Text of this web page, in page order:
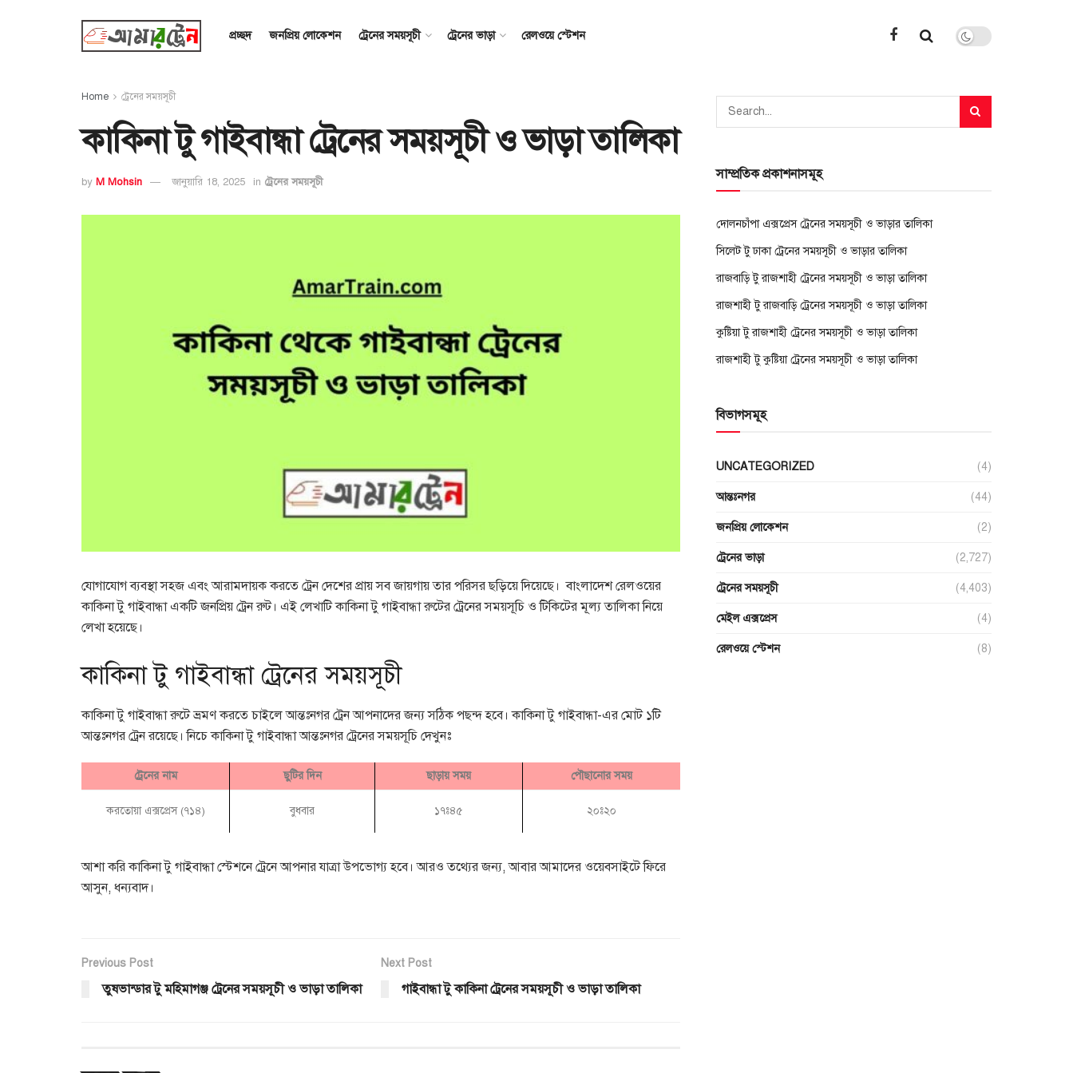
প্রচ্ছদ জনপ্রিয় লোকেশন ট্রেনের সময়সূচী ট্রেনের ভাড়া রেলওয়ে স্টেশন
Home ট্রেনের সময়সূচী
কাকিনা টু গাইবান্ধা ট্রেনের সময়সূচী ও ভাড়া তালিকা
by M Mohsin জানুয়ারি 18, 2025 in ট্রেনের সময়সূচী
যোগাযোগ ব্যবস্থা সহজ এবং আরামদায়ক করতে ট্রেন দেশের প্রায় সব জায়গায় তার পরিসর ছড়িয়ে দিয়েছে। বাংলাদেশ রেলওয়ের
কাকিনা টু গাইবান্ধা একটি জনপ্রিয় ট্রেন রুট। এই লেখাটি কাকিনা টু গাইবান্ধা রুটের ট্রেনের সময়সূচি ও টিকিটের মূল্য তালিকা নিয়ে
লেখা হয়েছে।
কাকিনা টু গাইবান্ধা ট্রেনের সময়সূচী
কাকিনা টু গাইবান্ধা রুটে ভ্রমণ করতে চাইলে আন্তঃনগর ট্রেন আপনাদের জন্য সঠিক পছন্দ হবে। কাকিনা টু গাইবান্ধা-এর মোট ১টি
আন্তঃনগর ট্রেন রয়েছে। নিচে কাকিনা টু গাইবান্ধা আন্তঃনগর ট্রেনের সময়সূচি দেখুনঃ
ট্রেনের নাম ছুটির দিন ছাড়ায় সময় পৌছানোর সময়
করতোয়া এক্সপ্রেস (৭১৪) বুধবার ১৭ঃ৪৫ ২০ঃ২০
আশা করি কাকিনা টু গাইবান্ধা স্টেশনে ট্রেনে আপনার যাত্রা উপভোগ্য হবে। আরও তথ্যের জন্য, আবার আমাদের ওয়েবসাইটে ফিরে
আসুন, ধন্যবাদ।
Previous Post
তুষভান্ডার টু মহিমাগঞ্জ ট্রেনের সময়সূচী ও ভাড়া তালিকা
Next Post
গাইবান্ধা টু কাকিনা ট্রেনের সময়সূচী ও ভাড়া তালিকা
সাম্প্রতিক প্রকাশনাসমূহ
দোলনচাঁপা এক্সপ্রেস ট্রেনের সময়সূচী ও ভাড়ার তালিকা
সিলেট টু ঢাকা ট্রেনের সময়সূচী ও ভাড়ার তালিকা
রাজবাড়ি টু রাজশাহী ট্রেনের সময়সূচী ও ভাড়া তালিকা
রাজশাহী টু রাজবাড়ি ট্রেনের সময়সূচী ও ভাড়া তালিকা
কুষ্টিয়া টু রাজশাহী ট্রেনের সময়সূচী ও ভাড়া তালিকা
রাজশাহী টু কুষ্টিয়া ট্রেনের সময়সূচী ও ভাড়া তালিকা
বিভাগসমূহ
UNCATEGORIZED (4)
আন্তঃনগর (44)
জনপ্রিয় লোকেশন (2)
ট্রেনের ভাড়া (2,727)
ট্রেনের সময়সূচী (4,403)
মেইল এক্সপ্রেস (4)
রেলওয়ে স্টেশন (8)